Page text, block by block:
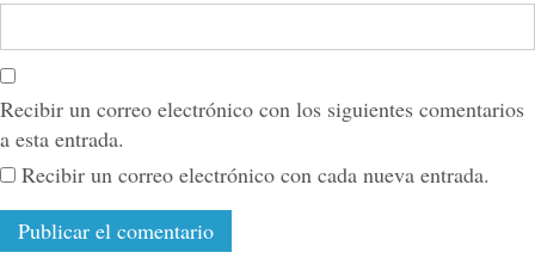
Recibir un correo electrónico con los siguientes comentarios
a esta entrada.
Recibir un correo electrónico con cada nueva entrada.